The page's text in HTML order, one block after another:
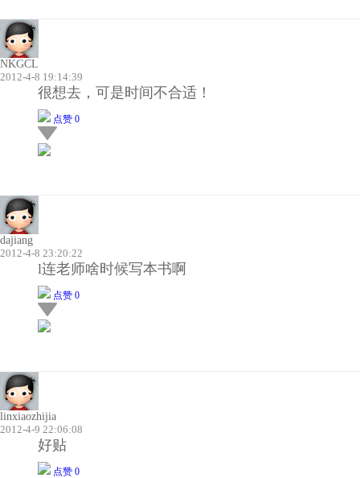
NKGCL
2012-4-8 19:14:39
很想去，可是时间不合适！
点赞 0
dajiang
2012-4-8 23:20:22
l连老师啥时候写本书啊
点赞 0
linxiaozhijia
2012-4-9 22:06:08
好贴
点赞 0